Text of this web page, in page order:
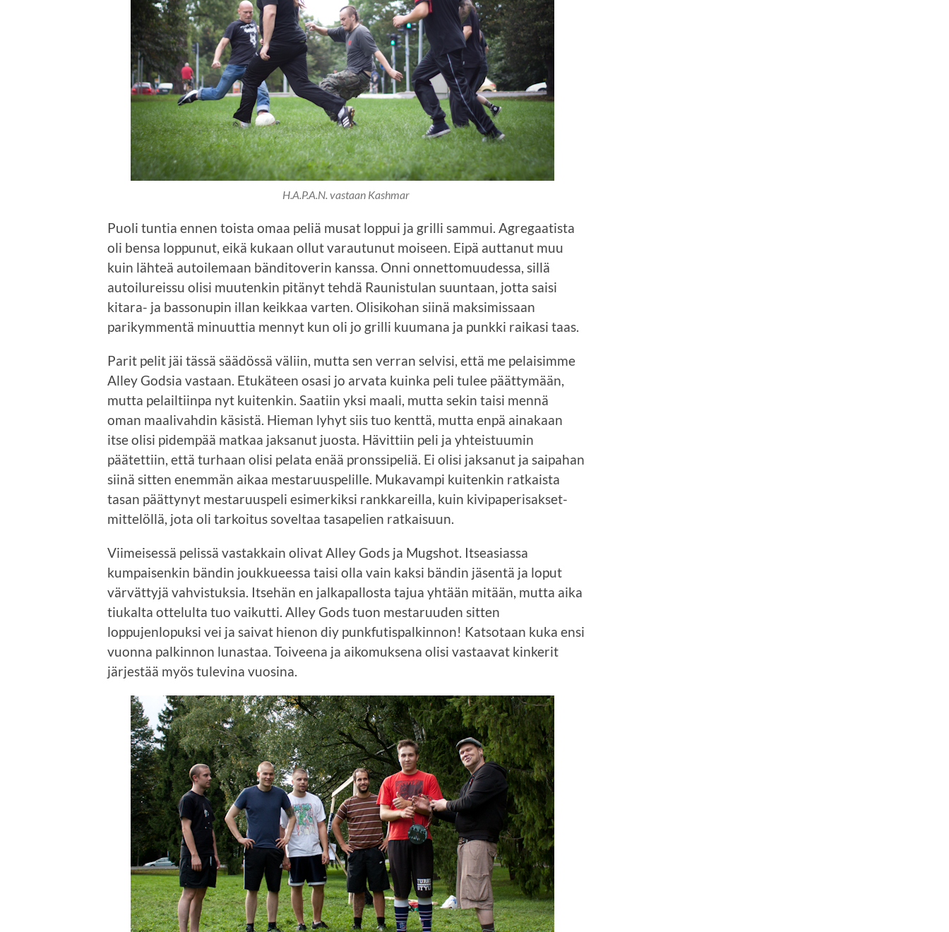
H.A.P.A.N. vastaan Kashmar
Puoli tuntia ennen toista omaa peliä musat loppui ja grilli sammui. Agregaatista
oli bensa loppunut, eikä kukaan ollut varautunut moiseen. Eipä auttanut muu
kuin lähteä autoilemaan bänditoverin kanssa. Onni onnettomuudessa, sillä
autoilureissu olisi muutenkin pitänyt tehdä Raunistulan suuntaan, jotta saisi
kitara- ja bassonupin illan keikkaa varten. Olisikohan siinä maksimissaan
parikymmentä minuuttia mennyt kun oli jo grilli kuumana ja punkki raikasi taas.
Parit pelit jäi tässä säädössä väliin, mutta sen verran selvisi, että me pelaisimme
Alley Godsia vastaan. Etukäteen osasi jo arvata kuinka peli tulee päättymään,
mutta pelailtiinpa nyt kuitenkin. Saatiin yksi maali, mutta sekin taisi mennä
oman maalivahdin käsistä. Hieman lyhyt siis tuo kenttä, mutta enpä ainakaan
itse olisi pidempää matkaa jaksanut juosta. Hävittiin peli ja yhteistuumin
päätettiin, että turhaan olisi pelata enää pronssipeliä. Ei olisi jaksanut ja saipahan
siinä sitten enemmän aikaa mestaruuspelille. Mukavampi kuitenkin ratkaista
tasan päättynyt mestaruuspeli esimerkiksi rankkareilla, kuin kivipaperisakset-
mittelöllä, jota oli tarkoitus soveltaa tasapelien ratkaisuun.
Viimeisessä pelissä vastakkain olivat Alley Gods ja Mugshot. Itseasiassa
kumpaisenkin bändin joukkueessa taisi olla vain kaksi bändin jäsentä ja loput
värvättyjä vahvistuksia. Itsehän en jalkapallosta tajua yhtään mitään, mutta aika
tiukalta ottelulta tuo vaikutti. Alley Gods tuon mestaruuden sitten
loppujenlopuksi vei ja saivat hienon diy punkfutispalkinnon! Katsotaan kuka ensi
vuonna palkinnon lunastaa. Toiveena ja aikomuksena olisi vastaavat kinkerit
järjestää myös tulevina vuosina.